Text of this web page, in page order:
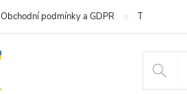
Obchodní podmínky a GDPR Technologie